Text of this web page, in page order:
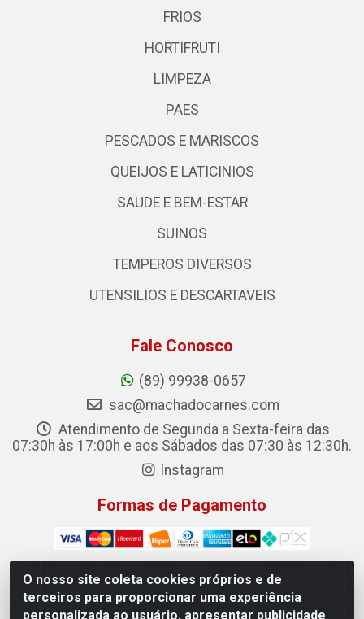
O nosso site coleta cookies próprios e de
terceiros para proporcionar uma experiência
personalizada ao usuário, apresentar publicidade
FRIOS
HORTIFRUTI
LIMPEZA
PAES
PESCADOS E MARISCOS
QUEIJOS E LATICINIOS
SAUDE E BEM-ESTAR
SUINOS
TEMPEROS DIVERSOS
UTENSILIOS E DESCARTAVEIS
Fale Conosco
(89) 99938-0657
sac@machadocarnes.com
Atendimento de Segunda a Sexta-feira das
07:30h às 17:00h e aos Sábados das 07:30 às 12:30h.
Instagram
Formas de Pagamento
Machado Carnes Distribuidora de Alimentos LTDA -